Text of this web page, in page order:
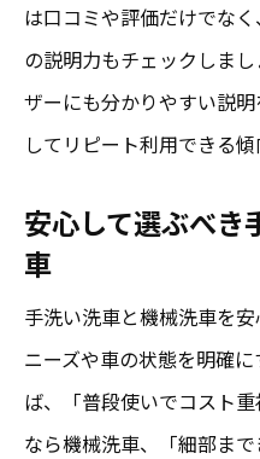
は口コミや評価だけでな
の説明力もチェックしま
ザーにも分かりやすい説
してリピート利用できる傾
安心して選ぶべき
車
手洗い洗車と機械洗車を
ニーズや車の状態を明確
ば、「普段使いでコスト
なら機械洗車、「細部ま